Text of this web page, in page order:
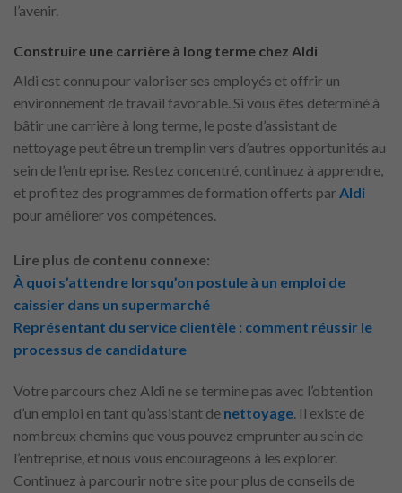
l’avenir.
Construire une carrière à long terme chez Aldi
Aldi est connu pour valoriser ses employés et offrir un
environnement de travail favorable. Si vous êtes déterminé à
bâtir une carrière à long terme, le poste d’assistant de
nettoyage peut être un tremplin vers d’autres opportunités au
sein de l’entreprise. Restez concentré, continuez à apprendre,
et profitez des programmes de formation offerts parAldi
pour améliorer vos compétences.
Lire plus de contenu connexe:
À quoi s’attendre lorsqu’on postule à un emploi de
caissier dans un supermarché
Représentant du service clientèle : comment réussir le
processus de candidature
Votre parcours chez Aldi ne se termine pas avec l’obtention
d’un emploi en tant qu’assistant de nettoyage. Il existe de
nombreux chemins que vous pouvez emprunter au sein de
l’entreprise, et nous vous encourageons à les explorer.
Continuez à parcourir notre site pour plus de conseils de